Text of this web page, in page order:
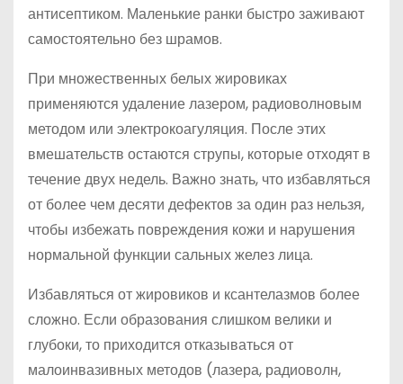
антисептиком. Маленькие ранки быстро заживают
самостоятельно без шрамов.
При множественных белых жировиках
применяются удаление лазером, радиоволновым
методом или электрокоагуляция. После этих
вмешательств остаются струпы, которые отходят в
течение двух недель. Важно знать, что избавляться
от более чем десяти дефектов за один раз нельзя,
чтобы избежать повреждения кожи и нарушения
нормальной функции сальных желез лица.
Избавляться от жировиков и ксантелазмов более
сложно. Если образования слишком велики и
глубоки, то приходится отказываться от
малоинвазивных методов (лазера, радиоволн,